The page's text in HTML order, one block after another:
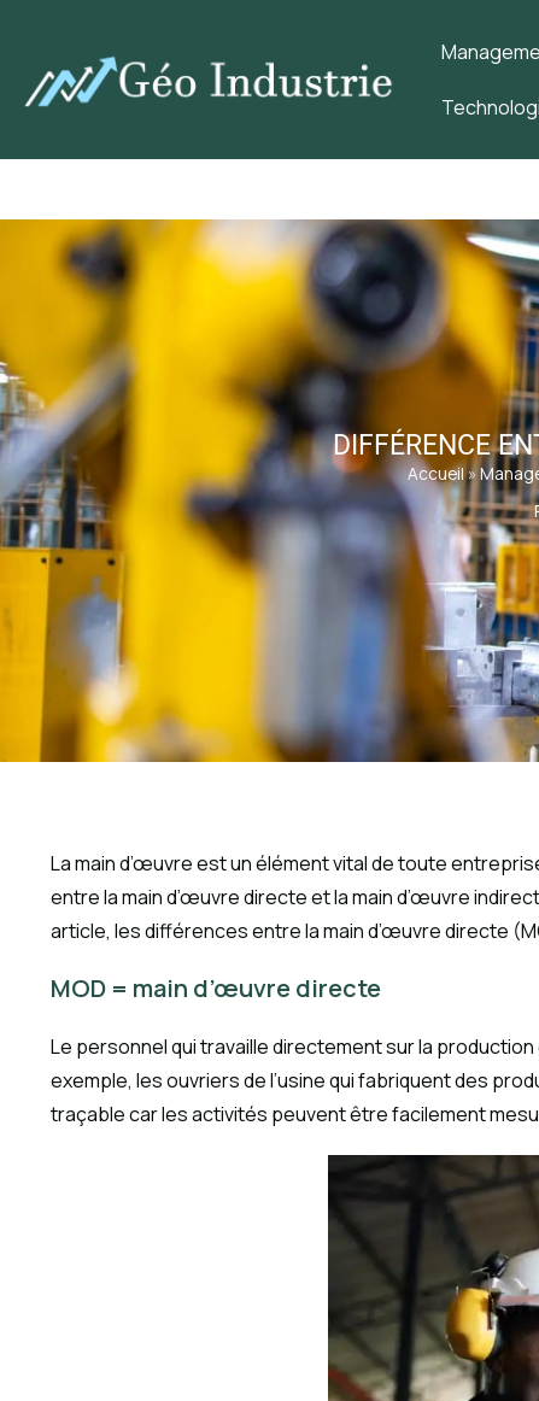
DIFFÉRENCE
Accueil»
La main d’œuvre est un élément vital de toute
entre la main d’œuvre directe et la main d’œuvre
article, les différences entre la main d’œuvre directe
MOD = main d’œuvre directe
Le personnel qui travaille directement sur la
exemple, les ouvriers de l’usine qui fabriquent des
traçable car les activités peuvent être facilement